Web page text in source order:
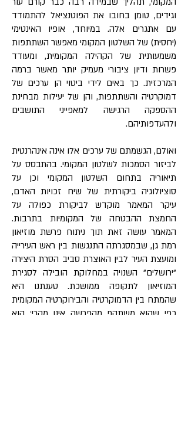
וגידים, טומן בחובו את הפוטנציאל להתמודד
עם אתגרים אלה. במיוחד, אופיו האינטימי
(יחסית) של השלטון המקומי מאפשר השתתפות
משמעותית של הקהילה המקומית, ומעודד
פשרות ודיון ציבורי מעמיק יותר מאשר ברמה
המרכזית. כך באים לידי ביטוי הן ערכים של
דמוקרטיה והשתתפות, והן של יעילות מבחינת
ההספקה הרגישה למאפייני התושבים
ולהעדפותיהם.
ואולם, הגשמתם של ערכים אלו אינה אינהרנטית
לביזור הסמכות לשלטון המקומי. בהתבסס על
תיאוריה בתחום השלטון המקומי וכן על
סוציולוגיה ביקורתית של שיח זכויות האדם,
עיקר המאמר מוקדש לביקורת כפולה על
החמצת ההבטחה של המקומיות בתרבות.
המאמר עושה זאת תוך ניתוח פרשת מוזיאון
רמת גן, שבמסגרתה התנגשות בין ראש העירייה
ומועצת העיר לבין האוצרת סביב הסרת היצירה
״ירושלים״ השנויה במחלוקת הובילה לסגירת
המוזיאון לתקופה ממושכת. טענתנו היא
שהמתח בין הדמוקרטיה והבירוקרטיה המקומית
כפי שהוא משתקף מהפרשה אינו מקרי; הוא